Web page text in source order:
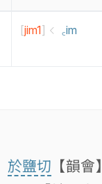
[jim1] ꜀im
於鹽切 【韻會】